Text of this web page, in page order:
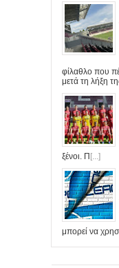
φίλαθλο που
μετά τη λήξη
ξένοι. Π[...]
μπορεί να χρησ